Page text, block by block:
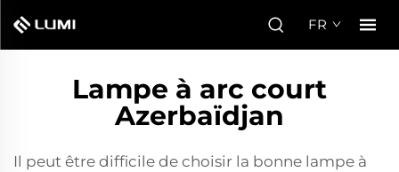
FR
Lampe à arc court
Azerbaïdjan
Il peut être difficile de choisir la bonne lampe à